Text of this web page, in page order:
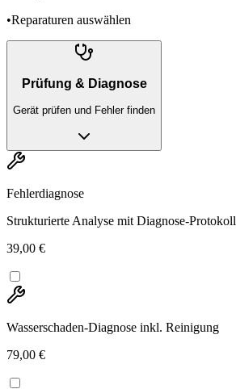
•Reparaturen auswählen
Prüfung & Diagnose
Gerät prüfen und Fehler finden
Fehlerdiagnose
Strukturierte Analyse mit Diagnose-Protokoll
39,00 €
Wasserschaden-Diagnose inkl. Reinigung
79,00 €